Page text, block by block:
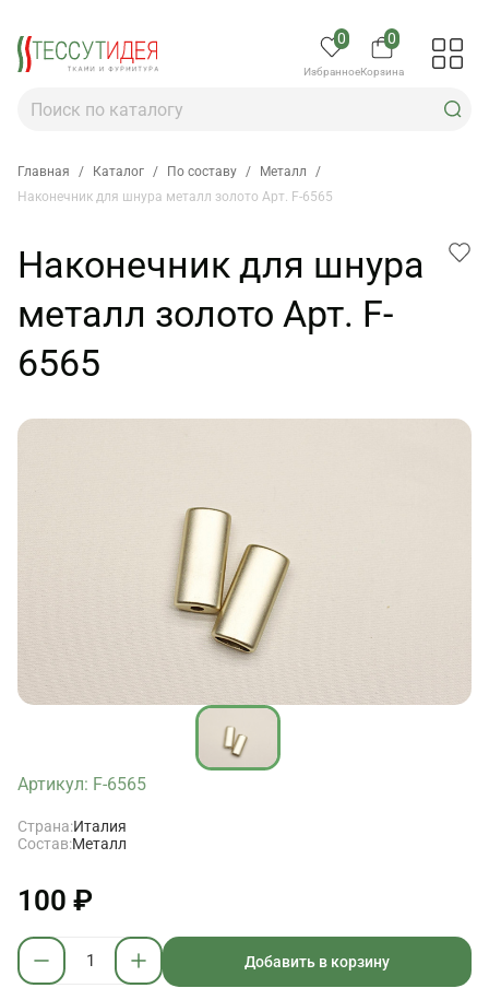
0
Избранное
0
Корзина
Главная / Каталог / По составу / Металл
/
Наконечник для шнура металл золото Арт. F-6565
Наконечник для шнура
металл золото Арт. F-
6565
Артикул: F-6565
Страна:Италия
Состав:Металл
100 ₽
Добавить в корзину